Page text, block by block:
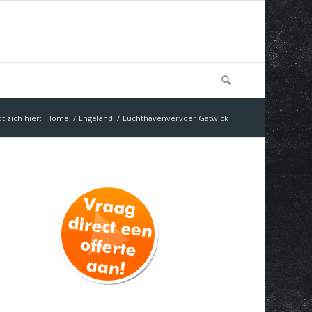
zich hier: Home / Engeland / Luchthavenvervoer Gatwick